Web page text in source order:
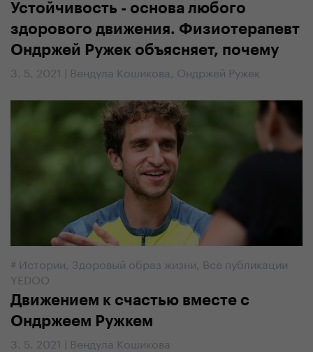
Устойчивость - основа любого
здорового движения. Физиотерапевт
Ондржей Ружек объясняет, почему
3. 5. 2021 | Вендула Кошикова, Ондржей Ружек
# Истории, Здоровый образ жизни, Все публикации
YEDOO
Движением к счастью вместе с
Ондржеем Ружкем
3. 5. 2021 | Вендула Кошикова